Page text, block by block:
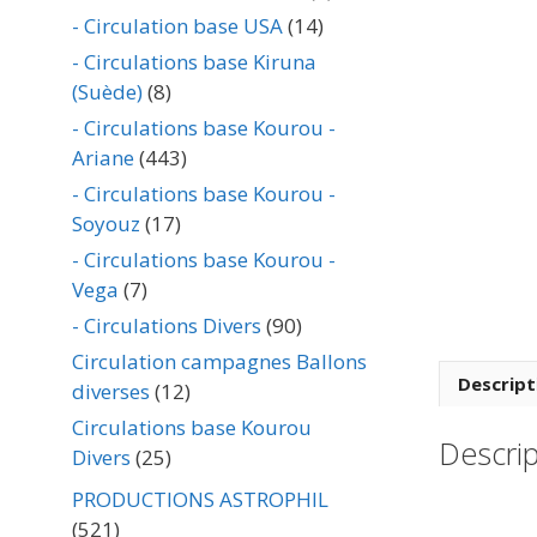
- Circulation base USA(14)
- Circulations base Kiruna
(Suède)(8)
- Circulations base Kourou -
Ariane(443)
- Circulations base Kourou -
Soyouz (17)
- Circulations base Kourou -
Vega (7)
- Circulations Divers (90)
Circulation campagnes Ballons
diverses (12)
Circulations base Kourou
Divers (25)
PRODUCTIONS ASTROPHIL
(521)